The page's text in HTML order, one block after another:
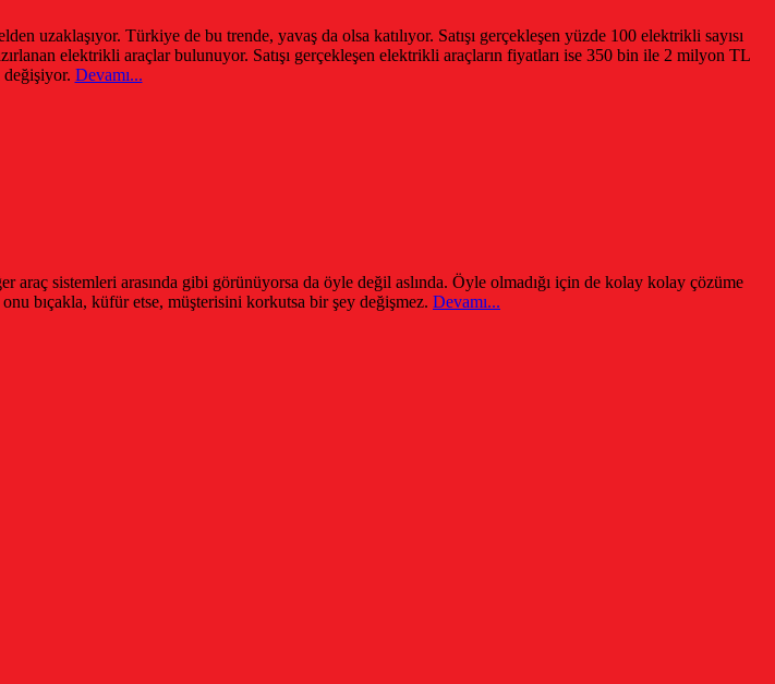
uzaklaşıyor. Türkiye de bu trende, yavaş da olsa katılıyor. Satışı gerçekleşen yüzde 100 elektrikli sayısı
elektrikli araçlar bulunuyor. Satışı gerçekleşen elektrikli araçların fiyatları ise 350 bin ile 2 milyon TL
değişiyor. Devamı...
araç sistemleri arasında gibi görünüyorsa da öyle değil aslında. Öyle olmadığı için de kolay kolay çözüme
bıçakla, küfür etse, müşterisini korkutsa bir şey değişmez. Devamı...